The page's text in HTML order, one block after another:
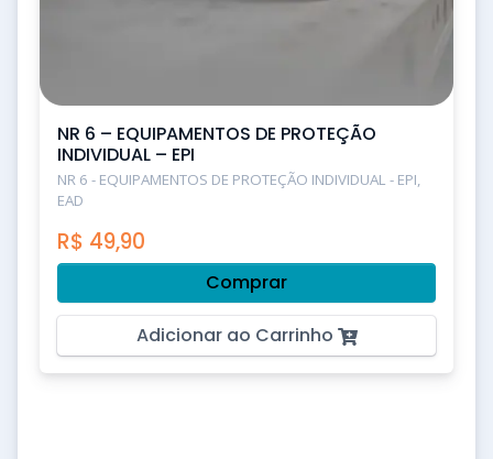
NR 6 – EQUIPAMENTOS DE PROTEÇÃO
INDIVIDUAL – EPI
NR 6 - EQUIPAMENTOS DE PROTEÇÃO INDIVIDUAL - EPI,
EAD
R$ 49,90
Comprar
Adicionar ao Carrinho